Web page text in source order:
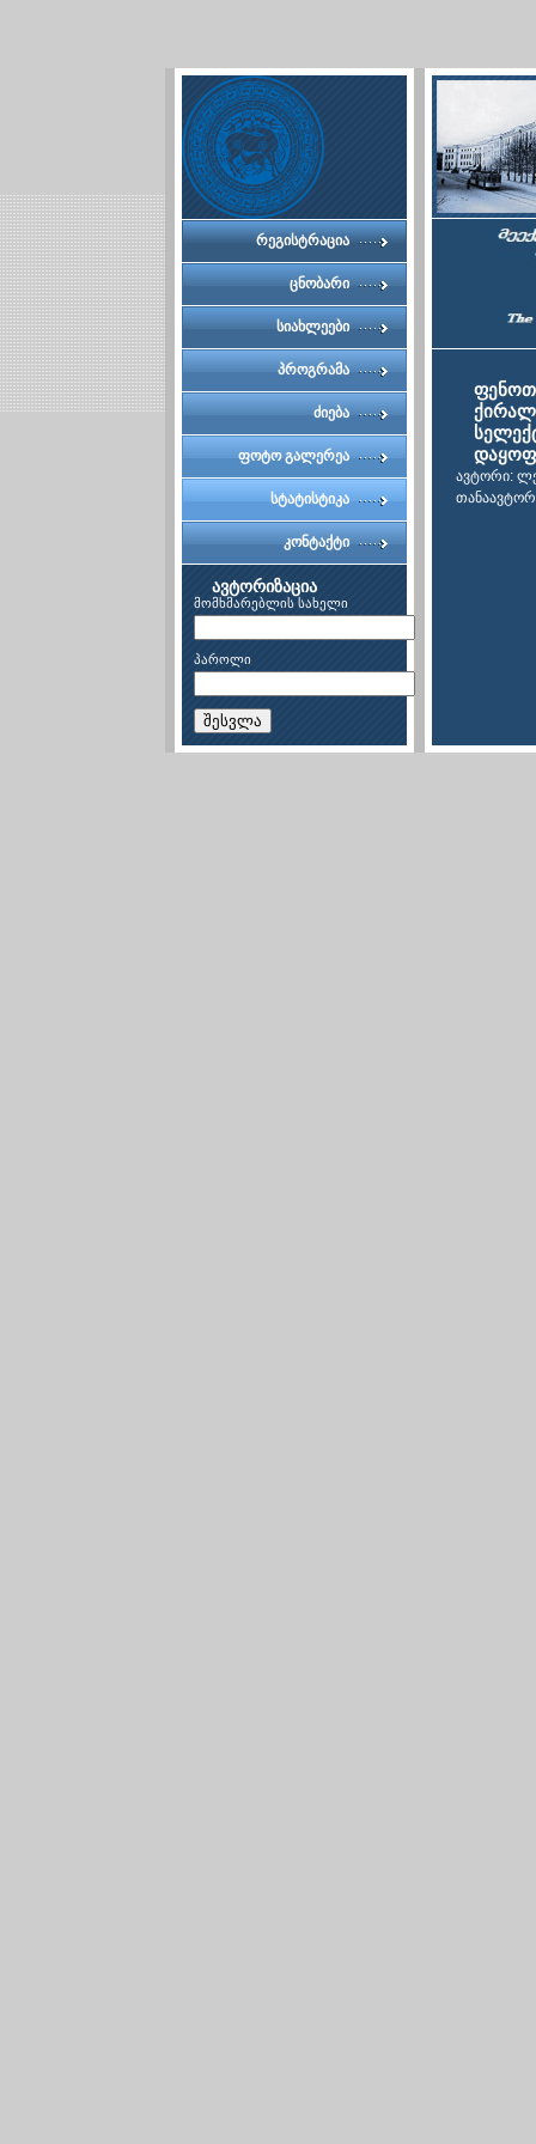
რეგისტრაცია
ცნობარი
სიახლეები
პროგრამა
ძიება
ფოტო გალერეა
სტატისტიკა
კონტაქტი
ავტორიზაცია
მომხმარებლის სახელი
პაროლი
შესვლა
ავტორი: